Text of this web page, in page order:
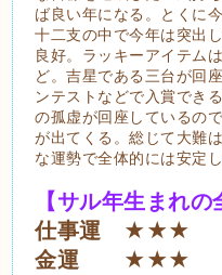
ば良い年になる。とくに
十二支の中で今年は突出
良好。ラッキーアイテム
ど。吉星である三台が回
ンテストなどで入賞でき
の孤虚が回座しているの
が出てくる。総じて大難
な運勢で全体的には安定し
【サル年生まれの
仕事運 ★★★
金運 ★★★